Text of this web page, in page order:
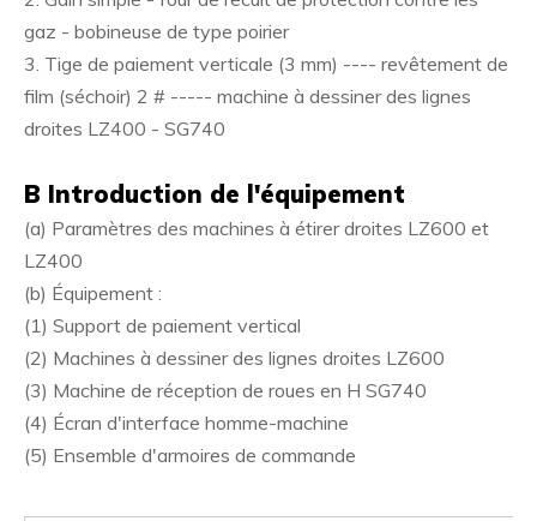
gaz - bobineuse de type poirier
3. Tige de paiement verticale (3 mm) ---- revêtement de
film (séchoir) 2 # ----- machine à dessiner des lignes
droites LZ400 - SG740
B Introduction de l'équipement
(a) Paramètres des machines à étirer droites LZ600 et
LZ400
(b) Équipement :
(1) Support de paiement vertical
(2) Machines à dessiner des lignes droites LZ600
(3) Machine de réception de roues en H SG740
(4) Écran d'interface homme-machine
(5) Ensemble d'armoires de commande